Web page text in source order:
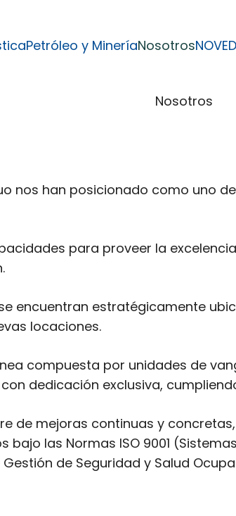
Petróleo y MineríaNosotros
Nosotros
nos han posicionado como uno
para proveer la
encuentran estratégicamente
locaciones.
compuesta por unidades de
dedicación exclusiva,
de mejoras continuas y
las Normas ISO 9001
de Seguridad y Salud